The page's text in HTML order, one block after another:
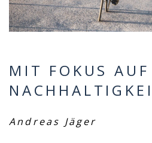
MIT FOKUS
Andreas Jäger